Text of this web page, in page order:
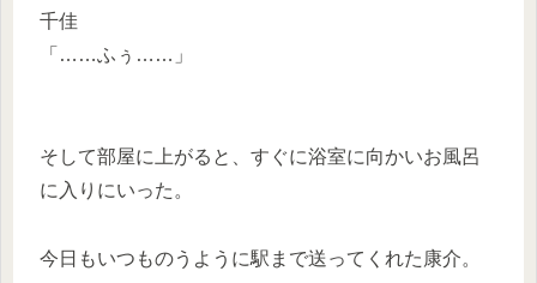
千佳
「……ふぅ……」
そして部屋に上がると、すぐに浴室に向かいお風呂
に入りにいった。
今日もいつものうように駅まで送ってくれた康介。